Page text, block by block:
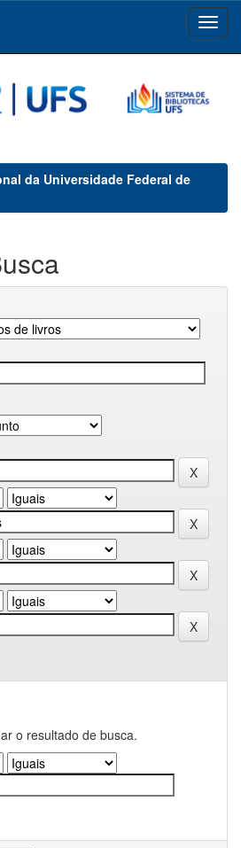
da Universidade Federal de
o resultado de busca.